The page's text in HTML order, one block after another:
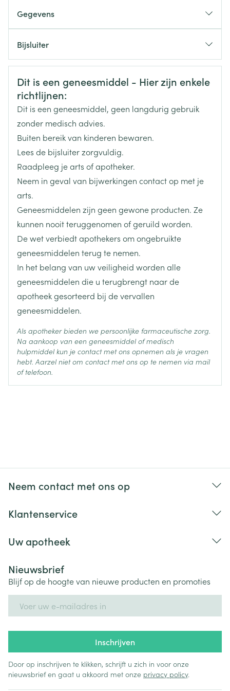
ticagrelor, ivabradine of ranolazine (voor angina
pectoris of om de kans op een hartaanval of
beroerte te verminderen )
ergotamine, dihydro-ergotamine (geneesmiddelen
om migraine te behandelen),
oraal midazolam (voor angst of om te helpen in
slaap te komen)
cisapride en domperidon (geneesmiddel voor de
maag),
pimozide (antipsychoticum),
terfenadine, astemizol (hooikoorts, middelen tegen
allergie)
lovastatine, simvastatine (geneesmiddelen om de
cholesterol te verlagen)
een geneesmiddel dat lomitapide bevat
colchicine (om jicht te behandelen).
andere geneesmiddelen waarvan bekend is dat ze
ernstige hartritmestoornissen veroorzaken.
Bij ernstige infecties: max. 500 mg, 2 x /dag
clarithromycine 500 mg, 2 x /da
amoxicilline 1000 mg, 2 x /da
omeprazol 20 mg, 2 x /dag
Innemen bij een maaltijd
Gegevens
Organisaties Sandoz
Merken
Breedte 63 mm
Lengte
Diepte 25 mm
Verpakking
14
Actieve
Ingrediënten
clarithromycine
Behoud Kamertemperatuur (15°C - 25°C)
Bijsluiter
Nederlands
Duits Frans
Veiligheidsinformatie
Dit is een geneesmiddel - Hier zijn enkele
richtlijnen:
Dit is een geneesmiddel, geen langdurig gebruik
zonder medisch advies.
Buiten bereik van kinderen bewaren.
Lees de bijsluiter zorgvuldig.
Raadpleeg je arts of apotheker.
Neem in geval van bijwerkingen contact op met je
arts.
Geneesmiddelen zijn geen gewone producten. Ze
kunnen nooit teruggenomen of geruild worden.
De wet verbiedt apothekers om ongebruikte
geneesmiddelen terug te nemen.
In het belang van uw veiligheid worden alle
geneesmiddelen die u terugbrengt naar de
apotheek gesorteerd bij de vervallen
geneesmiddelen.
Als apotheker bieden we persoonlijke farmaceutische zorg.
Na aankoop van een geneesmiddel of medisch
hulpmiddel kun je contact met ons opnemen als je vragen
hebt. Aarzel niet om contact met ons op te nemen via mail
of telefoon.
Neem contact met ons op
Klantenservice
Uw apotheek
Nieuwsbrief
Blijf op de hoogte van nieuwe producten en promoties
Inschrijven
Door op inschrijven te klikken, schrijft u zich in voor onze
nieuwsbrief en gaat u akkoord met onze privacy policy.